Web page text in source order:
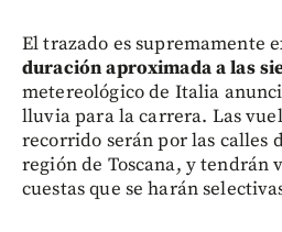
El trazado es supremamente
duración aproximada a las
metereológico de Italia
lluvia para la carrera. Las
recorrido serán por las calles
región de Toscana, y tendrán
cuestas que se harán